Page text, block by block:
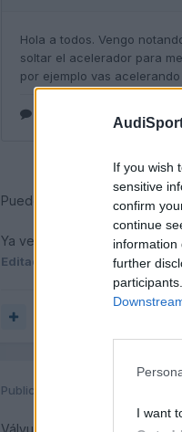
If you wish
sensitive
confirm
continue
information
further
I want
Puede ser un ruido como
Ya ves que hace más de 4
Editado 2 de Abril del 2019
Publicado